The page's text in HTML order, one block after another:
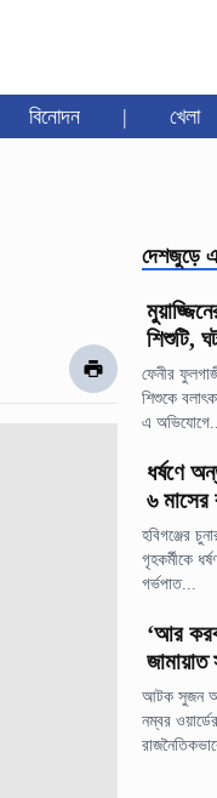
বিনোদন | খেলা
দেশজুড়ে
শিশুটি,
ফেনীর
শিশুকে
এ
ধর্ষণে
৬ মাসের
হবিগঞ্জের
গৃহকর্মীকে
গর্ভপাত...
‘আর করব
আটক সুজন
নম্বর